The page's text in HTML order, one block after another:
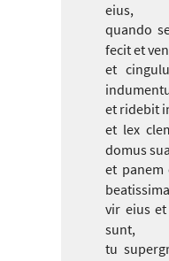
eius,
quando
fecit et
et
et ridebit
et lex
domus
et panem
vir eius
sunt,
tu